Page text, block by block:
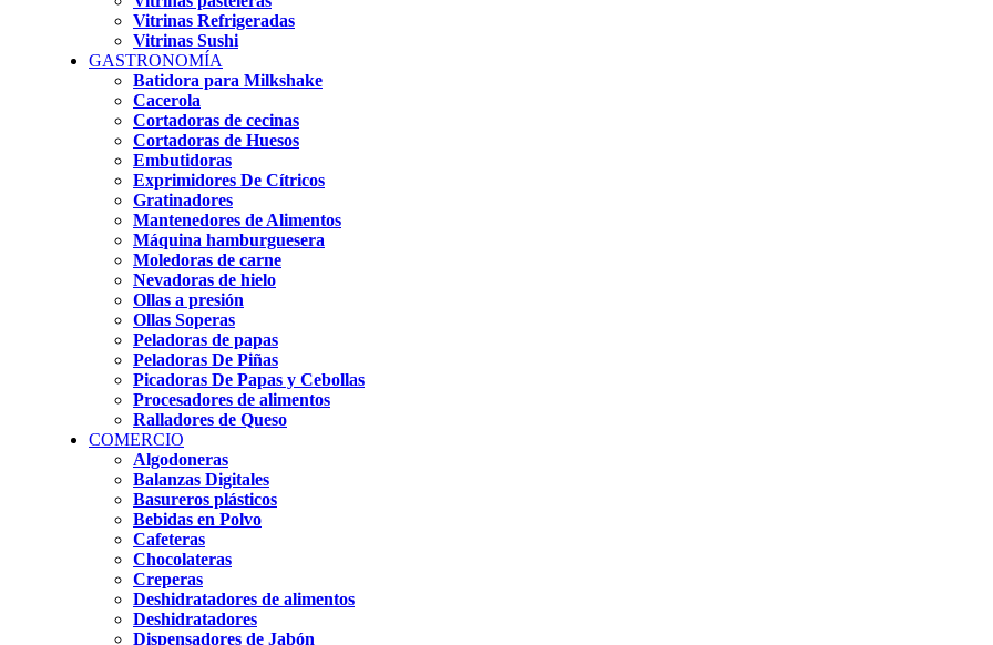
Vitrinas Refrigeradas
Vitrinas Sushi
GASTRONOMÍA
Batidora para Milkshake
Cacerola
Cortadoras de cecinas
Cortadoras de Huesos
Embutidoras
Exprimidores De Cítricos
Gratinadores
Mantenedores de Alimentos
Máquina hamburguesera
Moledoras de carne
Nevadoras de hielo
Ollas a presión
Ollas Soperas
Peladoras de papas
Peladoras De Piñas
Picadoras De Papas y Cebollas
Procesadores de alimentos
Ralladores de Queso
COMERCIO
Algodoneras
Balanzas Digitales
Basureros plásticos
Bebidas en Polvo
Cafeteras
Chocolateras
Creperas
Deshidratadores de alimentos
Deshidratadores
Dispensadores de Jabón